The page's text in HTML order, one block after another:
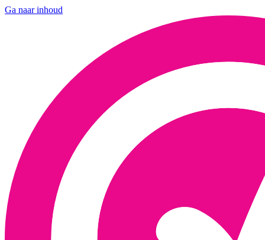
Ga naar inhoud